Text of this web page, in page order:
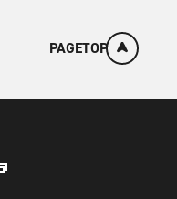
PAGETOP